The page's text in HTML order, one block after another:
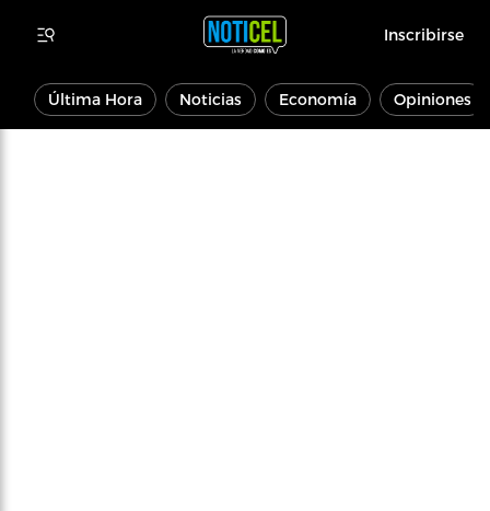
Inscribirse
Última Hora Noticias Economía Opiniones